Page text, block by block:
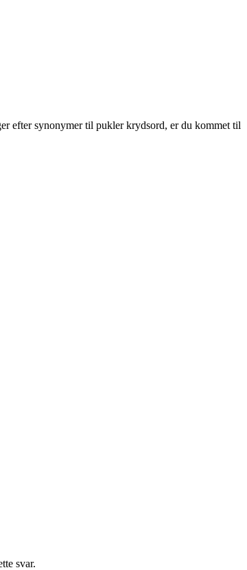
efter synonymer til pukler krydsord, er du kommet til
svar.